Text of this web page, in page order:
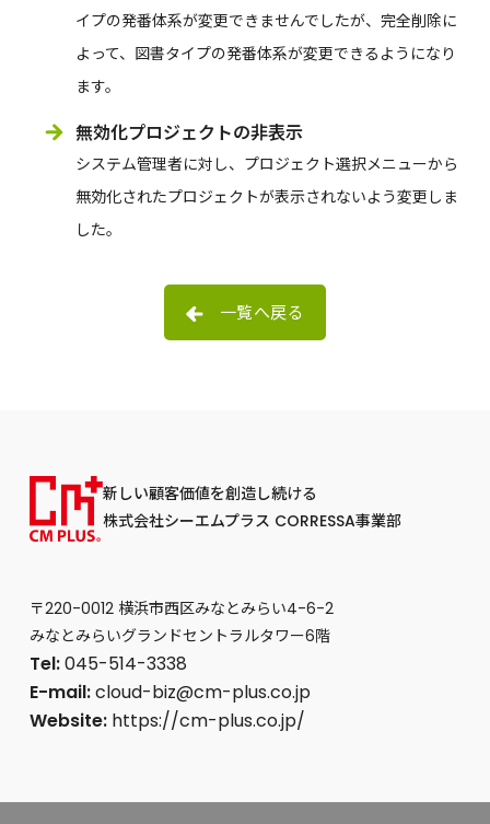
イプの発番体系が変更できませんでしたが、完全削除に
よって、図書タイプの発番体系が変更できるようになり
ます。
無効化プロジェクトの非表示
システム管理者に対し、プロジェクト選択メニューから
無効化されたプロジェクトが表示されないよう変更しま
した。
一覧へ戻る
新しい顧客価値を創造し続ける
株式会社シーエムプラス CORRESSA事業部
〒220-0012 横浜市西区みなとみらい4-6-2
みなとみらいグランドセントラルタワー6階
Tel:045-514-3338
E-mail:cloud-biz@cm-plus.co.jp
Website: https://cm-plus.co.jp/